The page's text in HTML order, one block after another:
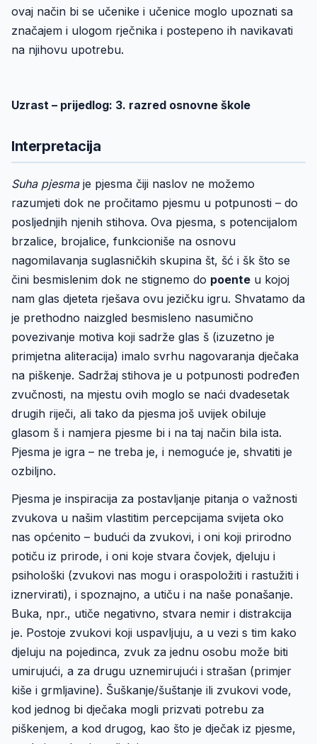
ovaj način bi se učenike i učenice moglo upoznati sa
značajem i ulogom rječnika i postepeno ih navikavati
na njihovu upotrebu.
Uzrast – prijedlog: 3. razred osnovne škole
Interpretacija
Suha pjesmaje pjesma čiji naslov ne možemo
razumjeti dok ne pročitamo pjesmu u potpunosti – do
posljednjih njenih stihova. Ova pjesma, s potencijalom
brzalice, brojalice, funkcioniše na osnovu
nagomilavanja suglasničkih skupina št, šć i šk što se
čini besmislenim dok ne stignemo do poente u kojoj
nam glas djeteta rješava ovu jezičku igru. Shvatamo da
je prethodno naizgled besmisleno nasumično
povezivanje motiva koji sadrže glas š (izuzetno je
primjetna aliteracija) imalo svrhu nagovaranja dječaka
na piškenje. Sadržaj stihova je u potpunosti podređen
zvučnosti, na mjestu ovih moglo se naći dvadesetak
drugih riječi, ali tako da pjesma još uvijek obiluje
glasom š i namjera pjesme bi i na taj način bila ista.
Pjesma je igra – ne treba je, i nemoguće je, shvatiti je
ozbiljno.
Pjesma je inspiracija za postavljanje pitanja o važnosti
zvukova u našim vlastitim percepcijama svijeta oko
nas općenito – budući da zvukovi, i oni koji prirodno
potiču iz prirode, i oni koje stvara čovjek, djeluju i
psihološki (zvukovi nas mogu i oraspoložiti i rastužiti i
iznervirati), i spoznajno, a utiču i na naše ponašanje.
Buka, npr., utiče negativno, stvara nemir i distrakcija
je. Postoje zvukovi koji uspavljuju, a u vezi s tim kako
djeluju na pojedinca, zvuk za jednu osobu može biti
umirujući, a za drugu uznemirujući i strašan (primjer
kiše i grmljavine). Šuškanje/šuštanje ili zvukovi vode,
kod jednog bi dječaka mogli prizvati potrebu za
piškenjem, a kod drugog, kao što je dječak iz pjesme,